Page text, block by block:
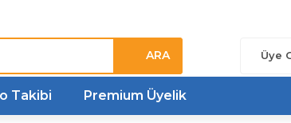
ARA Üye
Takibi Premium Üyelik